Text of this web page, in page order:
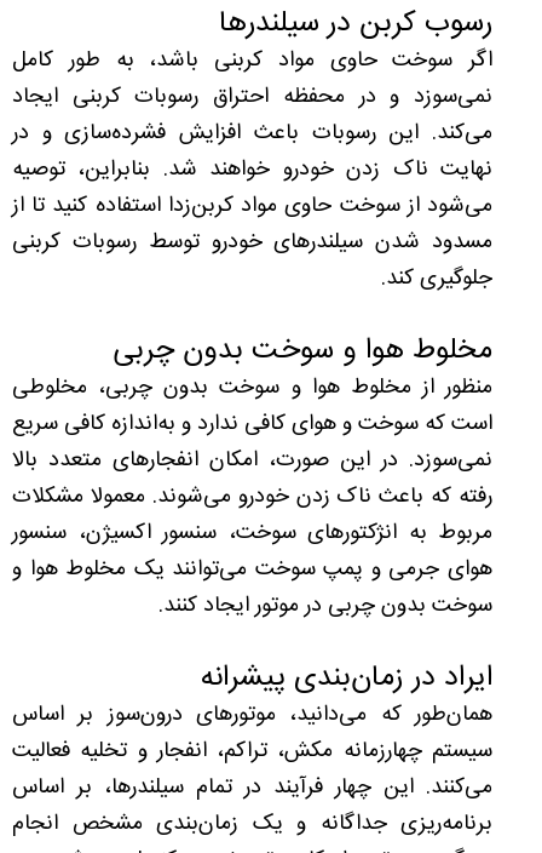
رسوب کربن در سیلندرها
اگر سوخت حاوی مواد کربنی باشد، به طور کامل
نمی‌سوزد و در محفظه احتراق رسوبات کربنی ایجاد
می‌کند. این رسوبات باعث افزایش فشرده‌سازی و در
نهایت ناک زدن خودرو خواهند شد. بنابراین، توصیه
می‌شود از سوخت حاوی مواد کربن‌زدا استفاده کنید تا از
مسدود شدن سیلندرهای خودرو توسط رسوبات کربنی
جلوگیری کند.
مخلوط هوا و سوخت بدون چربی
منظور از مخلوط هوا و سوخت بدون چربی، مخلوطی
است که سوخت و هوای کافی ندارد و به‌اندازه کافی سریع
نمی‌سوزد. در این صورت، امکان انفجارهای متعدد بالا
رفته که باعث ناک زدن خودرو می‌شوند. معمولا مشکلات
مربوط به انژکتورهای سوخت، سنسور اکسیژن، سنسور
هوای جرمی و پمپ سوخت می‌توانند یک مخلوط هوا و
سوخت بدون چربی در موتور ایجاد کنند.
ایراد در زمان‌بندی پیشرانه
همان‌طور که می‌دانید، موتورهای درون‌سوز بر اساس
سیستم چهارزمانه مکش، تراکم، انفجار و تخلیه فعالیت
می‌کنند. این چهار فرآیند در تمام سیلندرها، بر اساس
برنامه‌ریزی جداگانه و یک زمان‌بندی مشخص انجام